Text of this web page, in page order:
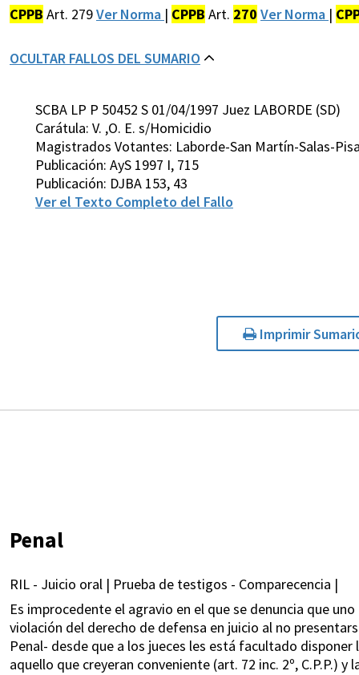
CPPB Art. 279Ver Norma | CPPB Art. 270 Ver Norma |
OCULTAR FALLOS DEL SUMARIO
SCBA LP P 50452 S 01/04/1997 Juez LABORDE (SD)
Carátula: V. ,O. E. s/Homicidio
Magistrados Votantes: Laborde-San Martín-Salas-
Publicación: AyS 1997 I, 715
Publicación: DJBA 153, 43
Ver el Texto Completo del Fallo
Imprimir
Penal
RIL - Juicio oral | Prueba de testigos - Comparecencia |
Es improcedente el agravio en el que se denuncia que
violación del derecho de defensa en juicio al no
Penal- desde que a los jueces les está facultado
aquello que creyeran conveniente (art. 72 inc. 2º, C.P.P.)